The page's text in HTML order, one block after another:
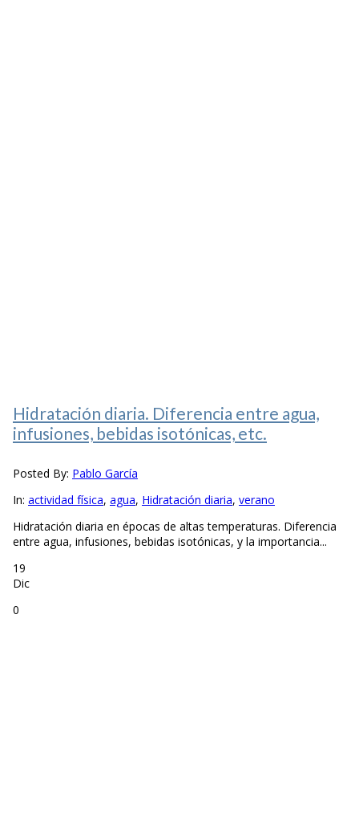
Hidratación diaria. Diferencia entre agua,
infusiones, bebidas isotónicas, etc.
Posted By: Pablo García
In: actividad física, agua, Hidratación diaria, verano
Hidratación diaria en épocas de altas temperaturas. Diferencia
entre agua, infusiones, bebidas isotónicas, y la importancia...
19
Dic
0